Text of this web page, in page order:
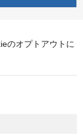
のオプトアウトに